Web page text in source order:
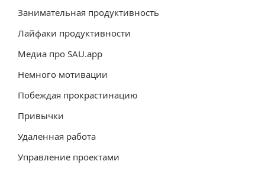
Занимательная продуктивность
Лайфаки продуктивности
Медиа про SAU.app
Немного мотивации
Побеждая прокрастинацию
Привычки
Удаленная работа
Управление проектами